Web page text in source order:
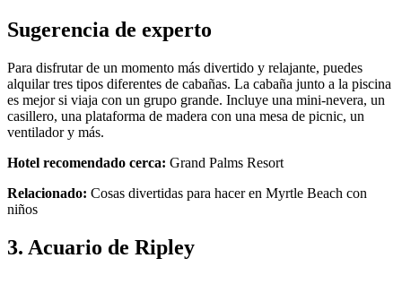
Sugerencia de experto
Para disfrutar de un momento más divertido y relajante, puedes
alquilar tres tipos diferentes de cabañas. La cabaña junto a la piscina
es mejor si viaja con un grupo grande. Incluye una mini-nevera, un
casillero, una plataforma de madera con una mesa de picnic, un
ventilador y más.
Hotel recomendado cerca: Grand Palms Resort
Relacionado: Cosas divertidas para hacer en Myrtle Beach con
niños
3. Acuario de Ripley